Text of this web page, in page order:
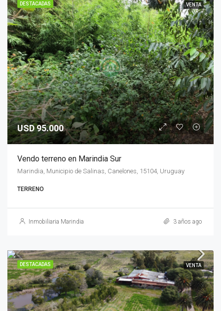
DESTACADAS VENTA
USD 95.000
Vendo terreno en Marindia Sur
Marindia, Municipio de Salinas, Canelones, 15104, Uruguay
TERRENO
Inmobiliaria Marindia 3 años ago
DESTACADAS VENTA